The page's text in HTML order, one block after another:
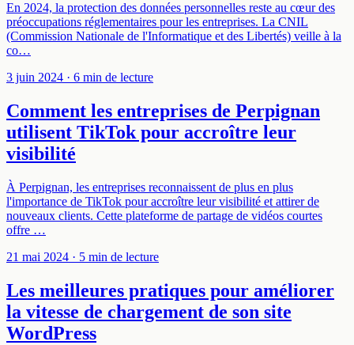
En 2024, la protection des données personnelles reste au cœur des
préoccupations réglementaires pour les entreprises. La CNIL
(Commission Nationale de l'Informatique et des Libertés) veille à la
co…
3 juin 2024 · 6 min de lecture
Comment les entreprises de Perpignan
utilisent TikTok pour accroître leur
visibilité
À Perpignan, les entreprises reconnaissent de plus en plus
l'importance de TikTok pour accroître leur visibilité et attirer de
nouveaux clients. Cette plateforme de partage de vidéos courtes
offre …
21 mai 2024 · 5 min de lecture
Les meilleures pratiques pour améliorer
la vitesse de chargement de son site
WordPress